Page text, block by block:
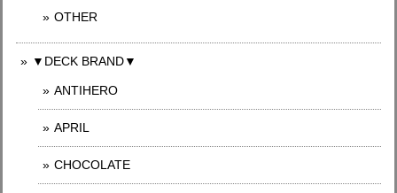
OTHER
▼DECK BRAND▼
ANTIHERO
APRIL
CHOCOLATE